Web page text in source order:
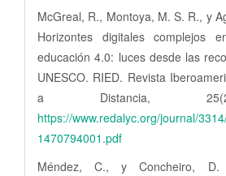
McGreal, R., Montoya, M. S. R., y
Horizontes digitales
educación 4.0: luces desde las
UNESCO. RIED. Revista
a Distancia,
https://www.redalyc.org/journal/
1470794001.pdf
Méndez, C., y Concheiro,